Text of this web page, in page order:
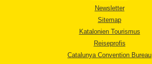
Newsletter
Sitemap
Katalonien Tourismus
Reiseprofis
Catalunya Convention Bureau